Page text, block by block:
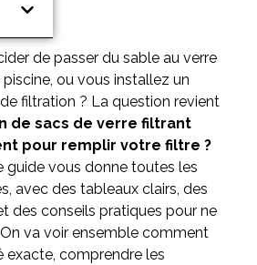
de passer du sable au verre
ou vous installez un
filtration ? La question revient
de sacs de verre filtrant
pour remplir votre filtre ?
guide vous donne toutes les
avec des tableaux clairs, des
des conseils pratiques pour ne
va voir ensemble comment
exacte, comprendre les